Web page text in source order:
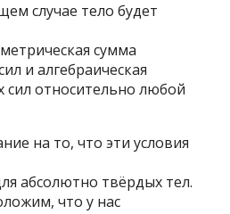
случае тело будет
сумма
и алгебраическая
сил относительно любой
на то, что эти условия
абсолютно твёрдых тел.
что у нас